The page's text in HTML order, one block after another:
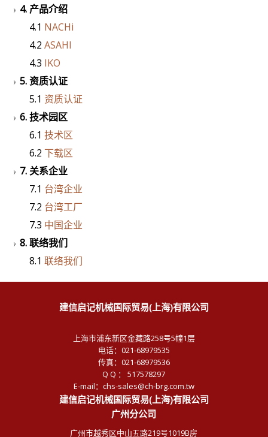
4. 产品介绍
4.1 NACHi
4.2 ASAHI
4.3 IKO
5. 资质认证
5.1 资质认证
6. 技术园区
6.1 技术区
6.2 下载区
7. 关系企业
7.1 台湾企业
7.2 台湾工厂
7.3 中国企业
8. 联络我们
8.1 联络我们
建信启记机械国际贸易(上海)有限公司
上海市浦东新区金藏路258号5幢1层
电话：021-68979535
传真：021-68979536
Q Q ： 517578297
E-mail：chs-sales@ch-brg.com.tw
建信启记机械国际贸易(上海)有限公司
广州分公司
广州市越秀区中山五路219号1019B房